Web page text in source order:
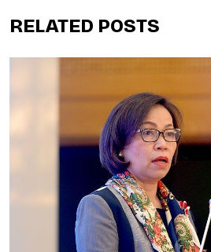
RELATED POSTS